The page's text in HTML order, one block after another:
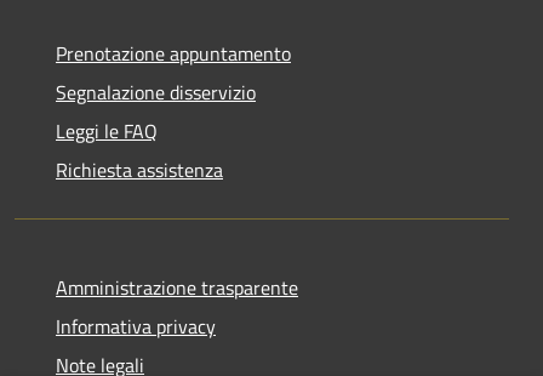
Prenotazione appuntamento
Segnalazione disservizio
Leggi le FAQ
Richiesta assistenza
Amministrazione trasparente
Informativa privacy
Note legali